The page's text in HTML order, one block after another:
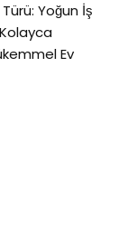
Türü: Yoğun İş
Ev